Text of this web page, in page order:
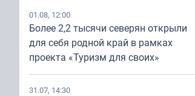
01.08, 12:00
Более 2,2 тысячи северян открыли
для себя родной край в рамках
проекта «Туризм для своих»
31.07, 14:30